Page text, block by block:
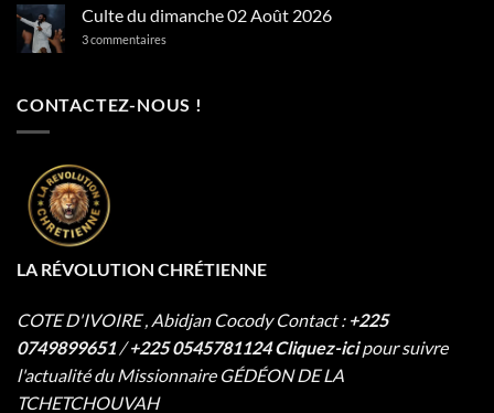
Psaumes
127:2
En
matin
Culte du dimanche 02 Août 2026
3 commentairessur
Août
CONTACTEZ-NOUS !
LA RÉVOLUTION CHRÉTIENNE
COTE D'IVOIRE , Abidjan CocodyContact : +225
0749899651/+225 0545781124 Cliquez-ici pour suivre
l'actualité du Missionnaire GÉDÉON DE LA
TCHETCHOUVAH